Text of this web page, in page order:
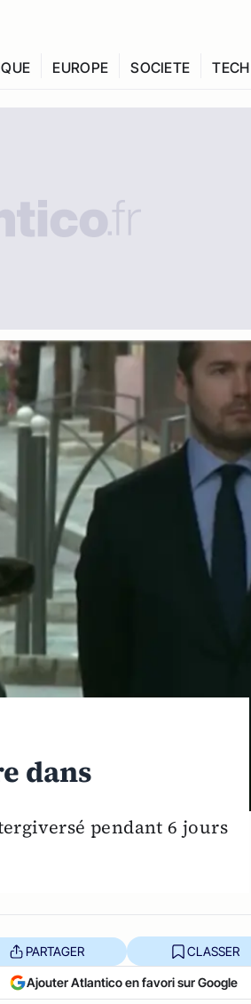
EUROPE SOCIETE
dans
pendant 6 jours
PARTAGER CLASSER
Ajouter Atlantico en favori sur Google